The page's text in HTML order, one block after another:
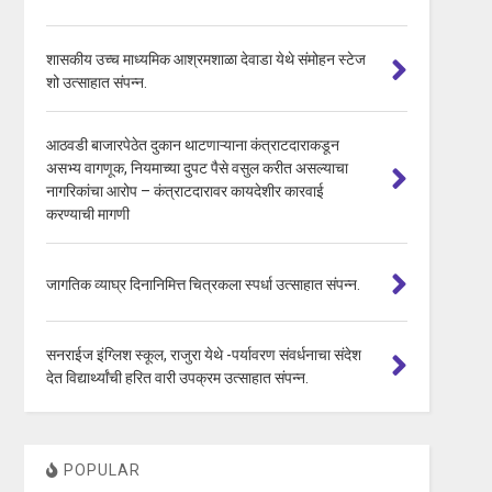
शासकीय उच्च माध्यमिक आश्रमशाळा देवाडा येथे संमोहन स्टेज
शो उत्साहात संपन्न.
आठवडी बाजारपेठेत दुकान थाटणाऱ्याना कंत्राटदाराकडून
असभ्य वागणूक, नियमाच्या दुपट पैसे वसुल करीत असल्याचा
नागरिकांचा आरोप – कंत्राटदारावर कायदेशीर कारवाई
करण्याची मागणी
जागतिक व्याघ्र दिनानिमित्त चित्रकला स्पर्धा उत्साहात संपन्न.
सनराईज इंग्लिश स्कूल, राजुरा येथे -पर्यावरण संवर्धनाचा संदेश
देत विद्यार्थ्यांची हरित वारी उपक्रम उत्साहात संपन्न.
POPULAR